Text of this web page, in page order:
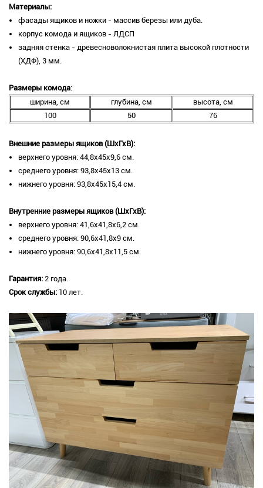
Материалы:
фасады ящиков и ножки - массив березы или дуба.
корпус комода и ящиков - ЛДСП
задняя стенка - древесноволокнистая плита высокой плотности
(ХДФ), 3 мм.
Размеры комода:
ширина, см
глубина, см
высота, см
100
50 76
Внешние размеры ящиков (ШхГхВ):
верхнего уровня: 44,8х45х9,6 см.
среднего уровня: 93,8х45х13 см.
нижнего уровня: 93,8х45х15,4 см.
Внутренние размеры ящиков (ШхГхВ):
верхнего уровня: 41,6х41,8х6,2 см.
среднего уровня: 90,6х41,8х9 см.
нижнего уровня: 90,6х41,8х11,5 см.
Гарантия: 2 года.
Срок службы: 10 лет.